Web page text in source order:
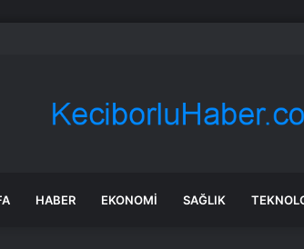
Sel Felaketi: 5 Bin Dekar Tarım Alanı Etkilendi
HABER EKONOMI SAĞLIK